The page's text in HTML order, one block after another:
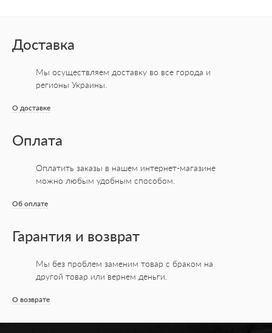
Доставка
Мы осуществляем доставку во все города и
регионы Украины.
О доставке
Оплата
Оплатить заказы в нашем интернет-магазине
можно любым удобным способом.
Об оплате
Гарантия и возврат
Мы без проблем заменим товар с браком на
другой товар или вернем деньги.
О возврате